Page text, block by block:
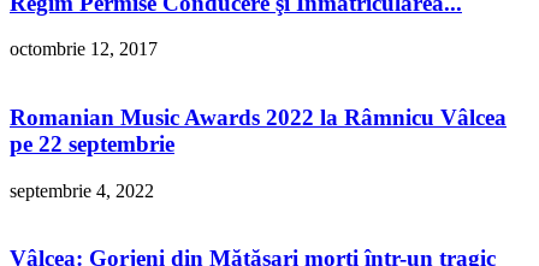
octombrie 12, 2017
Romanian Music Awards 2022 la Râmnicu Vâlcea
pe 22 septembrie
septembrie 4, 2022
Vâlcea: Gorjeni din Mătăsari morți într-un tragic